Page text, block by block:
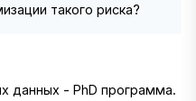
такого риска?
данных - PhD программа.